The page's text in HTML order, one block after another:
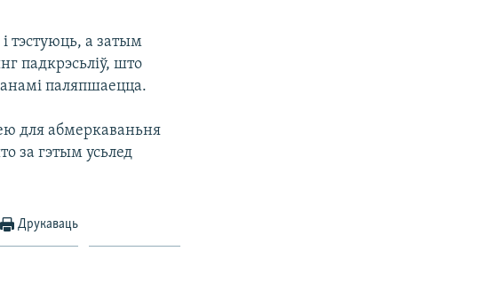
тэстуюць, а затым
падкрэсьліў, што
паляпшаецца.
для абмеркаваньня
за гэтым усьлед
Друкаваць